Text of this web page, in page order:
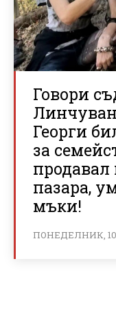
Говори
Георги
за
продавал
пазара,
мъки!
ПОНЕДЕЛНИК, 10